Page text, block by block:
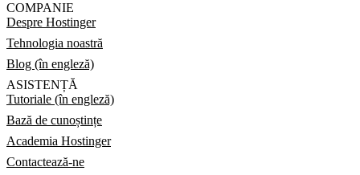
COMPANIE
Despre Hostinger
Tehnologia noastră
Blog (în engleză)
ASISTENȚĂ
Tutoriale (în engleză)
Bază de cunoștințe
Academia Hostinger
Contactează-ne